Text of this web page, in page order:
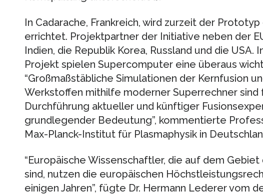
In Cadarache, Frankreich, wird zurzeit der
errichtet. Projektpartner der Initiative neben der
Indien, die Republik Korea, Russland und die USA.
Projekt spielen Supercomputer eine überaus
“Großmaßstäbliche Simulationen der Kernfusion
Werkstoffen mithilfe moderner Superrechner sind
Durchführung aktueller und künftiger
grundlegender Bedeutung”, kommentierte
Max-Planck-Institut für Plasmaphysik in
“Europäische Wissenschaftler, die auf dem
sind, nutzen die europäischen
einigen Jahren”, fügte Dr. Hermann Lederer vom